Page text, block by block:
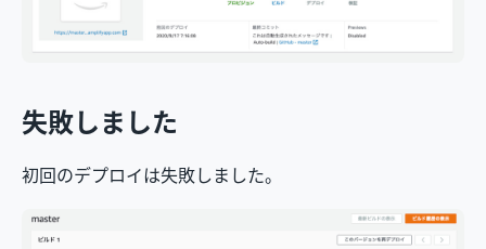
失敗しました
初回のデプロイは失敗しました。